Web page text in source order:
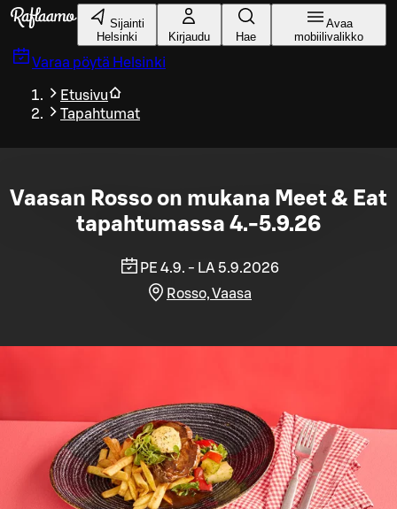
Siirry pääsisältöön
Sijainti
Helsinki
Kirjaudu Hae
Avaa
mobiilivalikko
Varaa pöytä Helsinki
Etusivu
Tapahtumat
Vaasan Rosso on mukana Meet & Eat
tapahtumassa 4.-5.9.26
PE 4.9. - LA 5.9.2026
Rosso, Vaasa